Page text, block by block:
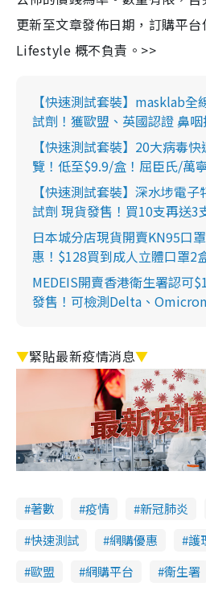
更新至文章發佈日期，訂購平
Lifestyle 概不負責。>>
【快速測試套裝】masklab
試劑！獲歐盟、英國認證 鼻
【快速測試套裝】20大病毒
覽！低至$9.9/盒！屈臣氏/萬
【快速測試套裝】深水埗電
試劑 現貨發售！買10支再送3
日本城分店現貨開賣KN95口
惠！$128買到成人立體口罩2
MEDEIS開賣香港衛生署認可
發售！可檢測Delta、
▼緊貼最新疫情消息▼
著數 疫情 新冠肺炎
快速測試
網購優惠 護
歐盟
網購平台 衞生署